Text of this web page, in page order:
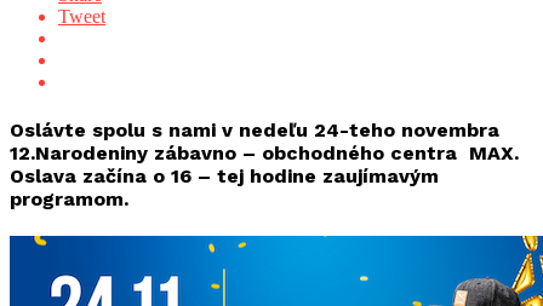
Tweet
Oslávte spolu s nami v nedeľu 24-teho novembra
12.Narodeniny zábavno – obchodného centra MAX.
Oslava začína o 16 – tej hodine zaujímavým
programom.